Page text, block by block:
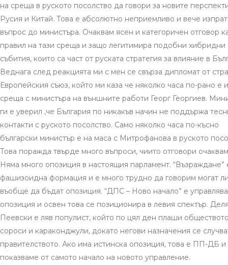
на среща в руското посолство да говори за новите
Русия и Китай. Това е абсолютно неприемливо и вече
въпрос до министъра. Очаквам ясен и категоричен отговор
правил на тази среща и защо легитимира подобни хибридни
събития, които са част от руската стратегия за влияние в
Веднага след реакцията ми с мен се свърза дипломат от
Европейския съюз, който ми каза че няколко часа по-рано е
среща с министъра на външните работи Георг Георгиев.
ги е уверил ,че България по никакъв начин не поддържа
контакти с руското посолство. Само няколко часа по-късно
български министър е на маса с Митрофанова в руското
Това поражда твърде много въпроси, чиито отговори
Няма много опозиция в настоящия парламент. “Възраждане”
фашизоидна формация и е много трудно да говорим могат
въобще да бъдат опозиция. “ДПС – Ново начало” е
опозиция и освен това се позиционира в левия спектър.
Пеевски е ляв популист, който по цял ден плаши
сороси и караконджули, докато негови назначения се
правителството. Ако има истинска опозиция, това е ПП-ДБ и
показваме от самото начало на новото управление.